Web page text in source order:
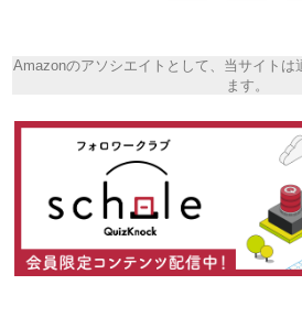
Amazonのアソシエイトとして、当サイトは
ます。